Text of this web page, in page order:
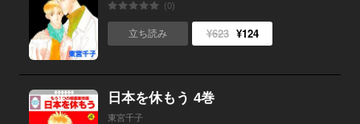
(0)
立ち読み ¥623 ¥124
日本を休もう 4巻
東宮千子